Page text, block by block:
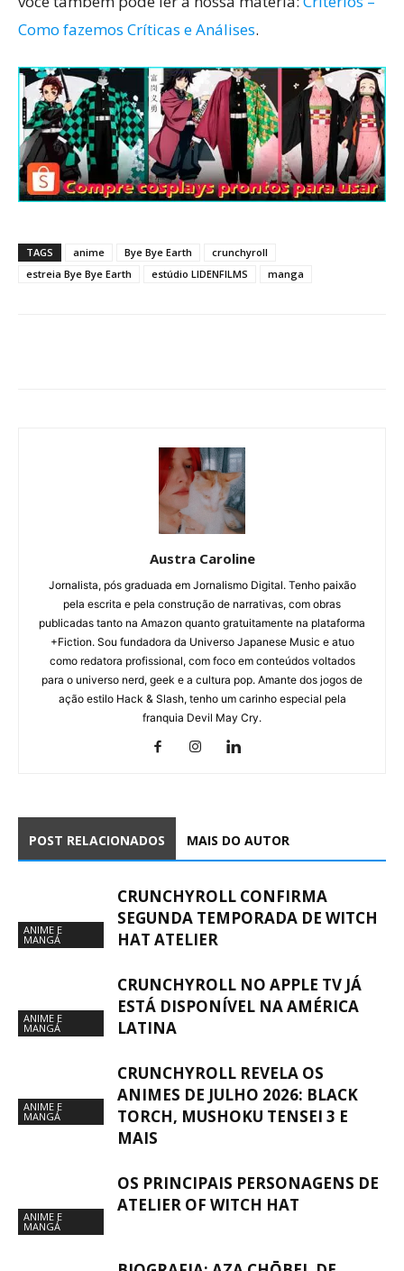
Como fazemos Críticas e Análises.
TAGS anime Bye Bye Earth
crunchyroll
estreia Bye Bye Earth
estúdio LIDENFILMS manga
Austra Caroline
Jornalista, pós graduada em Jornalismo Digital. Tenho paixão
pela escrita e pela construção de narrativas, com obras
publicadas tanto na Amazon quanto gratuitamente na plataforma
+Fiction. Sou fundadora da Universo Japanese Music e atuo
como redatora profissional, com foco em conteúdos voltados
para o universo nerd, geek e a cultura pop. Amante dos jogos de
ação estilo Hack & Slash, tenho um carinho especial pela
franquia Devil May Cry.
POST RELACIONADOS MAIS DO AUTOR
ANIME E
MANGÁ
CRUNCHYROLL CONFIRMA
SEGUNDA TEMPORADA DE WITCH
HAT ATELIER
ANIME E
MANGÁ
CRUNCHYROLL NO APPLE TV JÁ
ESTÁ DISPONÍVEL NA AMÉRICA
LATINA
ANIME E
MANGÁ
CRUNCHYROLL REVELA OS
ANIMES DE JULHO 2026: BLACK
TORCH, MUSHOKU TENSEI 3 E
MAIS
ANIME E
MANGÁ
OS PRINCIPAIS PERSONAGENS DE
ATELIER OF WITCH HAT